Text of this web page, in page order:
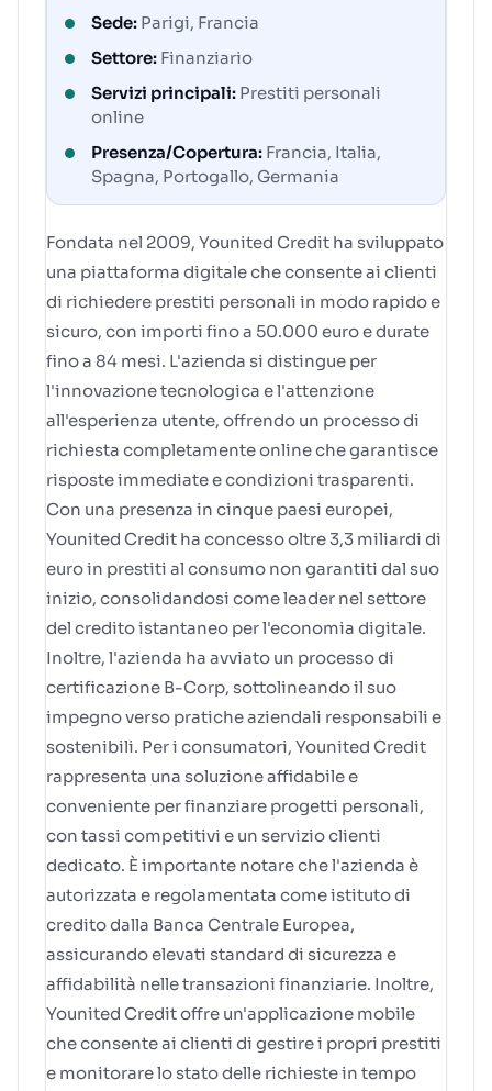
Sede: Parigi, Francia
Settore: Finanziario
Servizi principali: Prestiti personali
online
Presenza/Copertura: Francia, Italia,
Spagna, Portogallo, Germania
Fondata nel 2009, Younited Credit ha sviluppato
una piattaforma digitale che consente ai clienti
di richiedere prestiti personali in modo rapido e
sicuro, con importi fino a 50.000 euro e durate
fino a 84 mesi. L'azienda si distingue per
l'innovazione tecnologica e l'attenzione
all'esperienza utente, offrendo un processo di
richiesta completamente online che garantisce
risposte immediate e condizioni trasparenti.
Con una presenza in cinque paesi europei,
Younited Credit ha concesso oltre 3,3 miliardi di
euro in prestiti al consumo non garantiti dal suo
inizio, consolidandosi come leader nel settore
del credito istantaneo per l'economia digitale.
Inoltre, l'azienda ha avviato un processo di
certificazione B-Corp, sottolineando il suo
impegno verso pratiche aziendali responsabili e
sostenibili. Per i consumatori, Younited Credit
rappresenta una soluzione affidabile e
conveniente per finanziare progetti personali,
con tassi competitivi e un servizio clienti
dedicato. È importante notare che l'azienda è
autorizzata e regolamentata come istituto di
credito dalla Banca Centrale Europea,
assicurando elevati standard di sicurezza e
affidabilità nelle transazioni finanziarie. Inoltre,
Younited Credit offre un'applicazione mobile
che consente ai clienti di gestire i propri prestiti
e monitorare lo stato delle richieste in tempo